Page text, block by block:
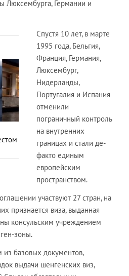
Люксембурга, Германии и
Спустя 10 лет, в марте
1995 года, Бельгия,
Франция, Германия,
Люксембург,
Нидерланды,
Португалия и Испания
отменили
пограничный контроль
на внутренних
границах и стали де-
факто единым
европейским
пространством.
участвуют 27 стран, на
признается виза, выданная
консульским учреждением
зоны.
из базовых документов,
выдачи шенгенских виз,